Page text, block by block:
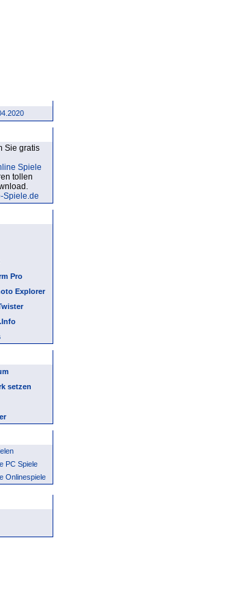
Sie gratis
Spiele
tollen
Spiele.de
Pro
Explorer
setzen
PC Spiele
Onlinespiele